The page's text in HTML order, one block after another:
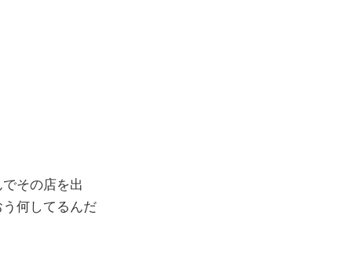
その店を出
何してるんだ